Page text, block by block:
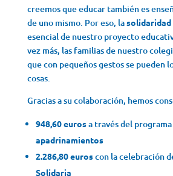
creemos que educar también es
de uno mismo. Por eso, lasolidaridad
esencial de nuestro proyecto
vez más, las familias de nuestro
que con pequeños gestos se pueden
cosas.
Gracias a su colaboración, hemos
948,60 eurosa través del
apadrinamientos
2.286,80 euroscon la celebración
Solidaria